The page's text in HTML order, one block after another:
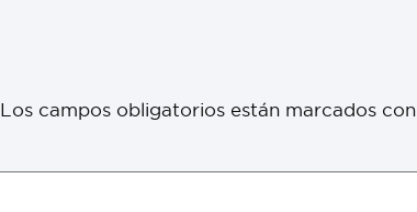
Los campos obligatorios están marcados con